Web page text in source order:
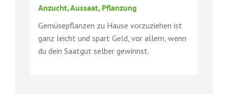
Anzucht, Aussaat, Pflanzung
Gemüsepflanzen zu Hause vorzuziehen ist
ganz leicht und spart Geld, vor allem, wenn
du dein Saatgut selber gewinnst.